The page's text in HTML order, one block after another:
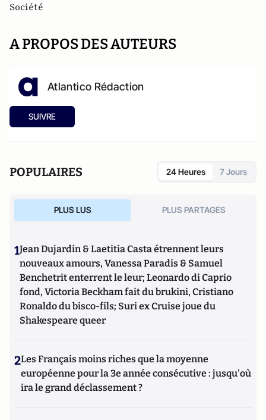
Société
A PROPOS DES AUTEURS
Atlantico Rédaction
SUIVRE
POPULAIRES 24 Heures 7 Jours
PLUS LUS PLUS PARTAGES
1Jean Dujardin & Laetitia Casta étrennent leurs
nouveaux amours, Vanessa Paradis & Samuel
Benchetrit enterrent le leur; Leonardo di Caprio
fond, Victoria Beckham fait du brukini, Cristiano
Ronaldo du bisco-fils; Suri ex Cruise joue du
Shakespeare queer
2Les Français moins riches que la moyenne
européenne pour la 3e année consécutive : jusqu'où
ira le grand déclassement ?